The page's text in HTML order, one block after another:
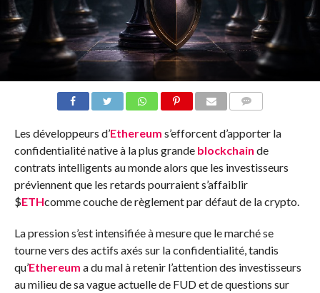
Les développeurs d’Ethereum s’efforcent d’apporter la
confidentialité native à la plus grande blockchain de
contrats intelligents au monde alors que les investisseurs
préviennent que les retards pourraient s’affaiblir
$ETHcomme couche de règlement par défaut de la crypto.
La pression s’est intensifiée à mesure que le marché se
tourne vers des actifs axés sur la confidentialité, tandis
qu’Ethereum a du mal à retenir l’attention des investisseurs
au milieu de sa vague actuelle de FUD et de questions sur